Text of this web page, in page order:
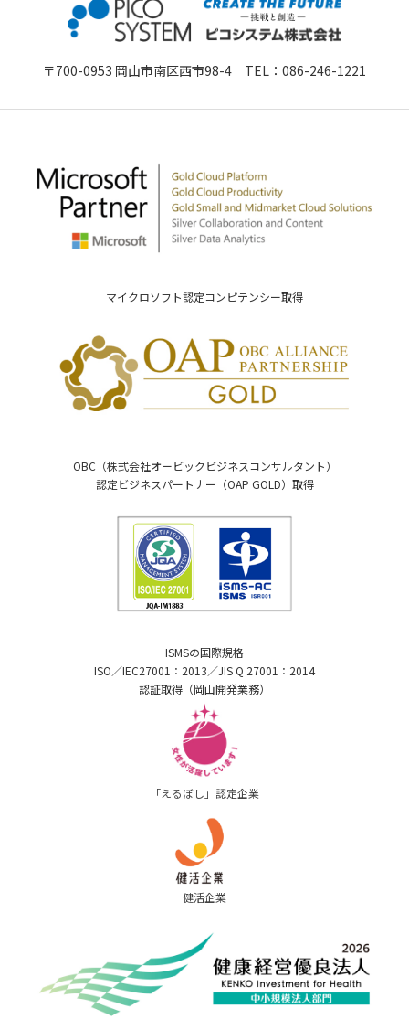
〒700-0953 岡山市南区西市98-4 TEL： 086-246-1221
マイクロソフト認定コンピテンシー取得
OBC（株式会社オービックビジネスコンサルタント）
認定ビジネスパートナー（OAP GOLD）取得
ISMSの国際規格
ISO／IEC27001：2013／JIS Q 27001：2014
認証取得（岡山開発業務）
「えるぼし」認定企業
健活企業